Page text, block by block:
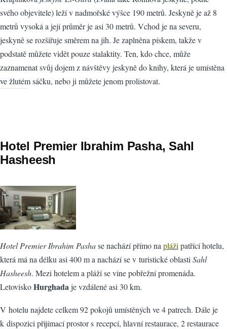
svého objevitele) leží v nadmořské výšce 190 metrů. Jeskyně je až 8
metrů vysoká a její průměr je asi 30 metrů. Vchod je na severu,
jeskyně se rozšiřuje směrem na jih. Je zaplněna pískem, takže v
podstatě můžete vidět pouze stalaktity. Ten, kdo chce, může
zaznamenat svůj dojem z návštěvy jeskyně do knihy, která je umístěna
ve žlutém sáčku, nebo ji můžete jenom prolistovat.
Hotel Premier Ibrahim Pasha, Sahl
Hasheesh
Hotel Premier Ibrahim Pashase nachází přímo na pláži patřící hotelu,
která má na délku asi 400 m a nachází se v turistické oblasti Sahl
Hasheesh. Mezi hotelem a pláží se vine pobřežní promenáda.
LetoviskoHurghadaje vzdálené asi 30 km.
V hotelu najdete celkem 92 pokojů umístěných ve 4 patrech. Dále je
k dispozici přijímací prostor s recepcí, hlavní restaurace, 2 restaurace